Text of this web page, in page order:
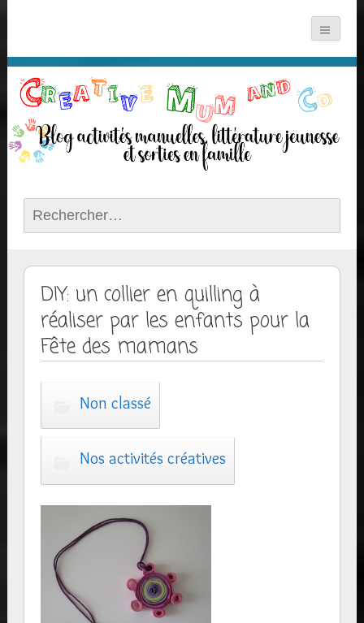
Rechercher :
DIY: un collier en quilling à
réaliser par les enfants pour la
Fête des mamans
Non classé
Nos activités créatives